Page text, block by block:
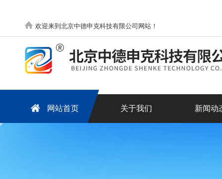
欢迎来到北京中德申克科技有限公司网站！
网站首页 关于我们 新闻动